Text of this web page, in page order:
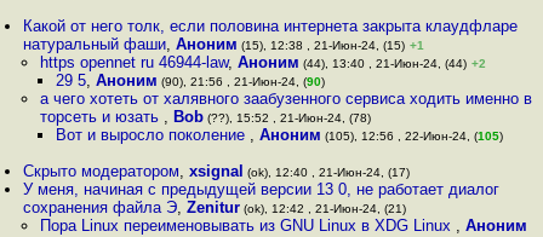
Какой от него толк, если половина интернета закрыта клаудфларе
натуральный фaши,Аноним (15), 12:38 , 21-Июн-24, (15) +1
https opennet ru 46944-law, Аноним (44), 13:40 , 21-Июн-24, (44) +2
29 5, Аноним (90), 21:56 , 21-Июн-24, (90)
а чего хотеть от халявного заабузенного сервиса ходить именно в
торсеть и юзать , Bob(??), 15:52 , 21-Июн-24, (78)
Вот и выросло поколение , Аноним (105), 12:56 , 22-Июн-24, (105)
Скрыто модератором,xsignal (ok), 12:40 , 21-Июн-24, (17)
У меня, начиная с предыдущей версии 13 0, не работает диалог
сохранения файла Э,Zenitur (ok), 12:42 , 21-Июн-24, (21)
Пора Linux переименовывать из GNU Linux в XDG Linux , Аноним